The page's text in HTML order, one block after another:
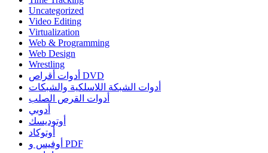
Uncategorized
Video Editing
Virtualization
Web & Programming
Web Design
Wrestling
أدوات أقراص DVD
أدوات الشبكة اللاسلكية والشبكات
أدوات القرص الصلب
أدوبي
أوتوديسك
أوتوكاد
أوفيس و PDF